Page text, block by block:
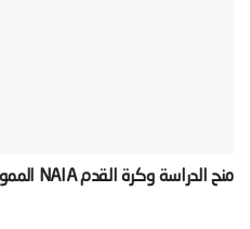
‫منح الدراسة وكرة القدم NAIA الممولة بالكامل أمريكا 2026‬